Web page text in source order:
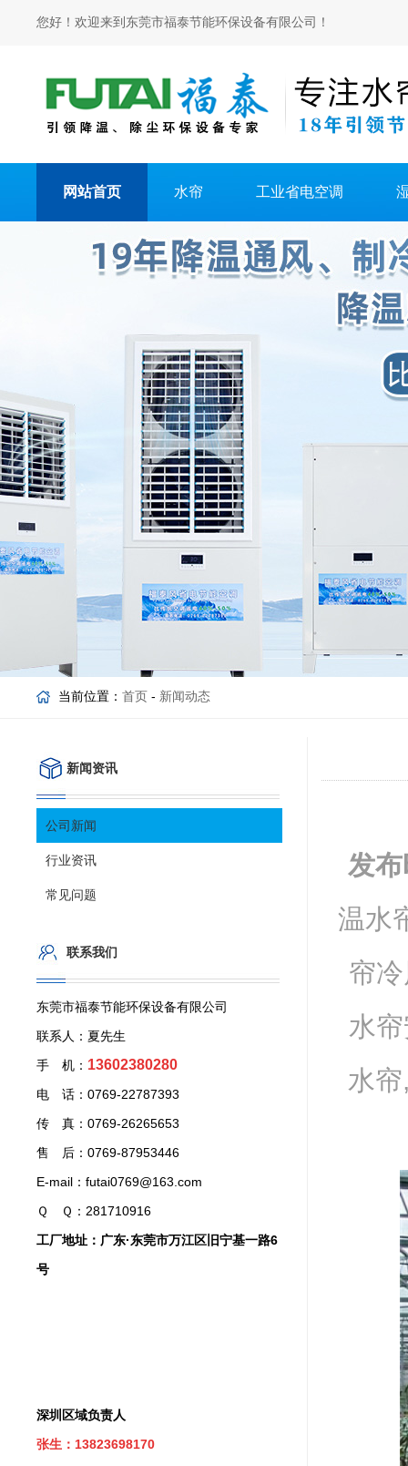
您好！欢迎来到东莞市福泰节能环保设备有限公司！
网站首页 水帘 工业省电空调
当前位置： 首页 - 新闻动态
发
温水
帘
水
水
新闻资讯
公司新闻
行业资讯
常见问题
联系我们
东莞市福泰节能环保设备有限公司
联系人：夏先生
手 机： 13602380280
电 话：0769-22787393
传 真：0769-26265653
售 后：0769-87953446
E-mail：futai0769@163.com
Ｑ Ｑ：281710916
工厂地址：广东·东莞市万江区旧宁基一路6
号
深圳区域负责人
张生：13823698170